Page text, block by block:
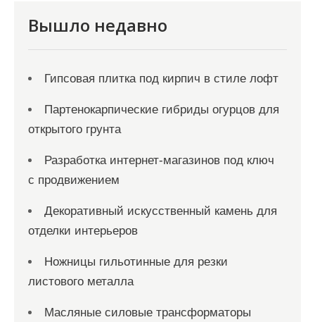
Вышло недавно
Гипсовая плитка под кирпич в стиле лофт
Партенокарпические гибриды огурцов для
открытого грунта
Разработка интернет-магазинов под ключ
с продвижением
Декоративный искусственный камень для
отделки интерьеров
Ножницы гильотинные для резки
листового металла
Масляные силовые трансформаторы